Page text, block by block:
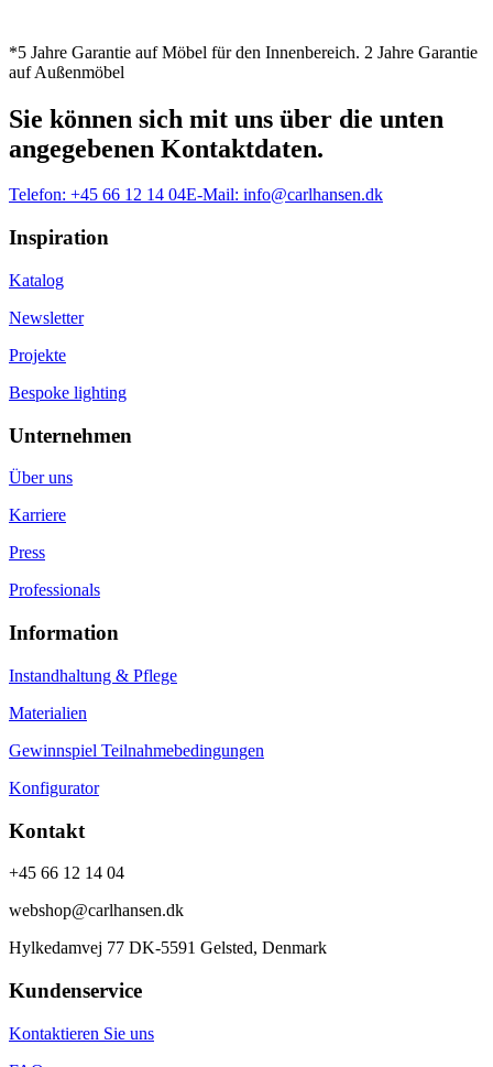
*5 Jahre Garantie auf Möbel für den Innenbereich. 2 Jahre Garantie
auf Außenmöbel
Sie können sich mit uns über die unten
angegebenen Kontaktdaten.
Telefon: +45 66 12 14 04E-Mail: info@carlhansen.dk
Inspiration
Katalog
Newsletter
Projekte
Bespoke lighting
Unternehmen
Über uns
Karriere
Press
Professionals
Information
Instandhaltung & Pflege
Materialien
Gewinnspiel Teilnahmebedingungen
Konfigurator
Kontakt
+45 66 12 14 04
webshop@carlhansen.dk
Hylkedamvej 77 DK-5591 Gelsted, Denmark
Kundenservice
Kontaktieren Sie uns